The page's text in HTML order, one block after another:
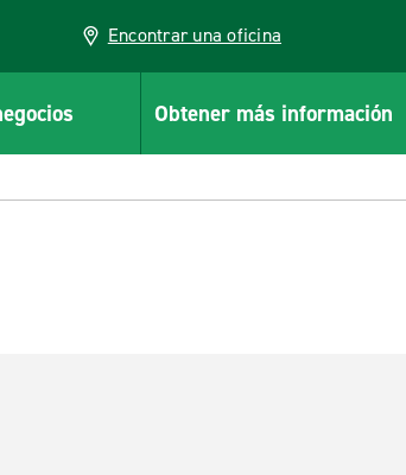
Encontrar una oficina
Obtener más información